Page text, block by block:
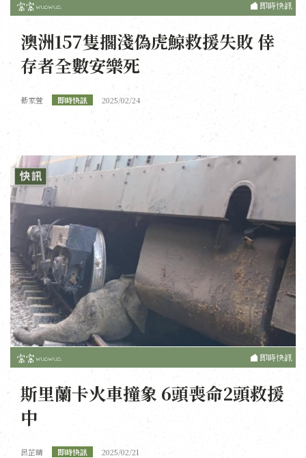
即時快訊
澳洲157隻擱淺偽虎鯨救援失敗 倖
存者全數安樂死
綦家萱 即時快訊 2025/02/24
即時快訊
斯里蘭卡火車撞象 6頭喪命2頭救援
中
呂芷晴 即時快訊 2025/02/21